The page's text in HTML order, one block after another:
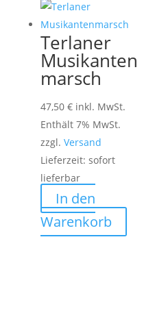
Terlaner
Musikanten
marsch
47,50 € inkl. MwSt.
Enthält 7% MwSt.
zzgl. Versand
Lieferzeit: sofort
lieferbar
In den
Warenkorb